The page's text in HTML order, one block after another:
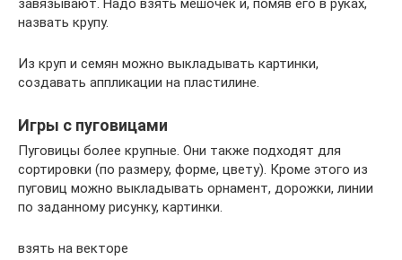
завязывают. Надо взять мешочек и, помяв его в руках,
назвать крупу.
Из круп и семян можно выкладывать картинки,
создавать аппликации на пластилине.
Игры с пуговицами
Пуговицы более крупные. Они также подходят для
сортировки (по размеру, форме, цвету). Кроме этого из
пуговиц можно выкладывать орнамент, дорожки, линии
по заданному рисунку, картинки.
взять на векторе